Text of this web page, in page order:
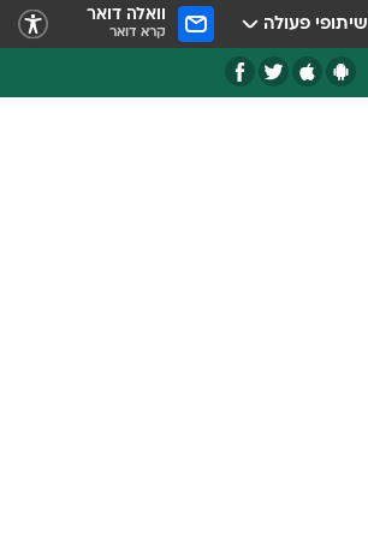
שיתופי פעולה וואלה דואר
קרא דואר